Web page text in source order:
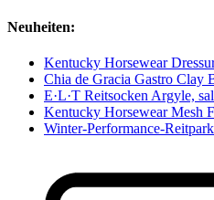
Neuheiten:
Kentucky Horsewear
Chia de Gracia Gastro Clay
E·L·T Reitsocken Argyle,
Kentucky Horsewear Mesh
Winter-Performance-